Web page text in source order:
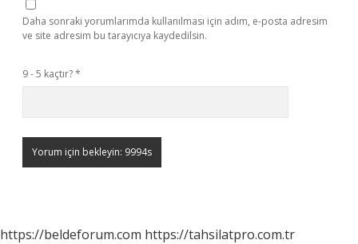
Daha sonraki yorumlarımda kullanılması için adım, e-posta adresim
ve site adresim bu tarayıcıya kaydedilsin.
9 - 5 kaçtır?*
https://beldeforum.com https://tahsilatpro.com.tr